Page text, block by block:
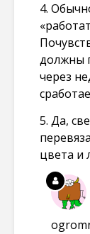
4.
должны
через
5. Да,
цвета и